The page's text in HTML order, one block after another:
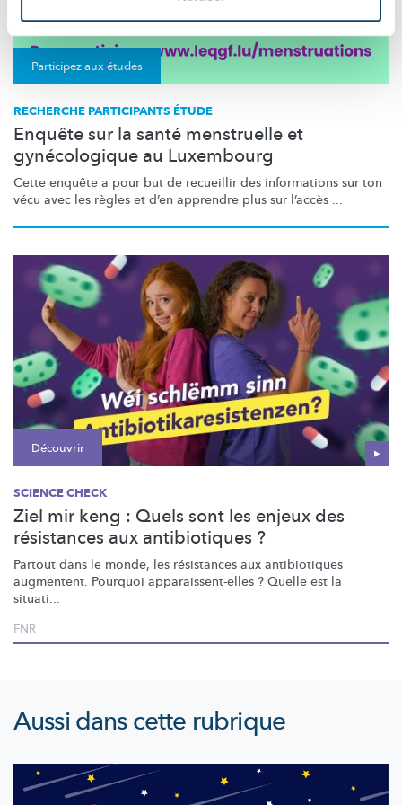
Participez aux études
RECHERCHE PARTICIPANTS ÉTUDE
Enquête sur la santé menstruelle et
gynécologique au Luxembourg
Cette enquête a pour but de recueillir des informations sur ton
vécu avec les règles et d’en apprendre plus sur l’accès ...
Découvrir
SCIENCE CHECK
Ziel mir keng : Quels sont les enjeux des
résistances aux antibiotiques ?
Partout dans le monde, les résistances aux antibiotiques
augmentent. Pourquoi apparaissent-elles ? Quelle est la
situati...
FNR
Aussi dans cette rubrique